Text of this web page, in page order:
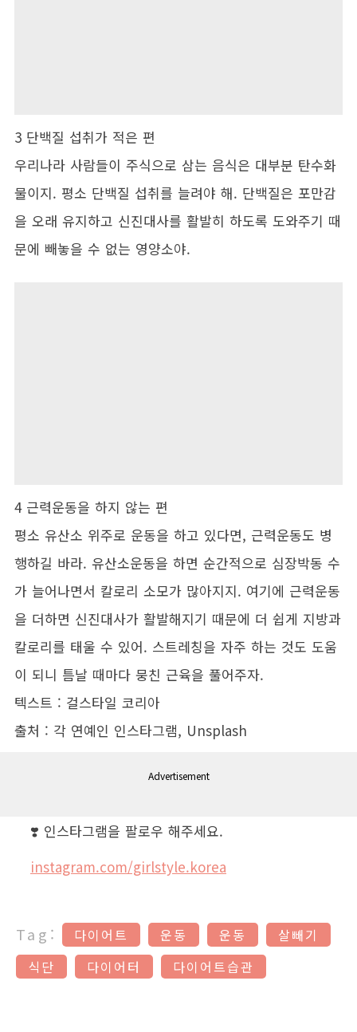
3 단백질 섭취가 적은 편
우리나라 사람들이 주식으로 삼는 음식은 대부분 탄수화
물이지. 평소 단백질 섭취를 늘려야 해. 단백질은 포만감
을 오래 유지하고 신진대사를 활발히 하도록 도와주기 때
문에 빼놓을 수 없는 영양소야.
4 근력운동을 하지 않는 편
평소 유산소 위주로 운동을 하고 있다면, 근력운동도 병
행하길 바라. 유산소운동을 하면 순간적으로 심장박동 수
가 늘어나면서 칼로리 소모가 많아지지. 여기에 근력운동
을 더하면 신진대사가 활발해지기 때문에 더 쉽게 지방과
칼로리를 태울 수 있어. 스트레칭을 자주 하는 것도 도움
이 되니 틈날 때마다 뭉친 근육을 풀어주자.
텍스트 : 걸스타일 코리아
출처 : 각 연예인 인스타그램, Unsplash
Advertisement
❣️ 인스타그램을 팔로우 해주세요.
instagram.com/girlstyle.korea
Tag: 다이어트 운동 운동
살빼기
식단
다이어터 다이어트습관